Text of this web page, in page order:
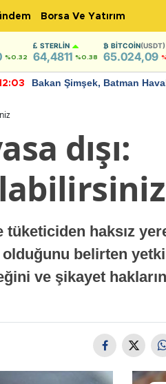
Borsa Ve Yatırım
%0.32
STERLIN
64,4811 %0.38
BITCOIN(USDT)
65.024,09
Bakan Şimşek, Batman
dışı:
haksız
olduğunu belirten
ve şikayet